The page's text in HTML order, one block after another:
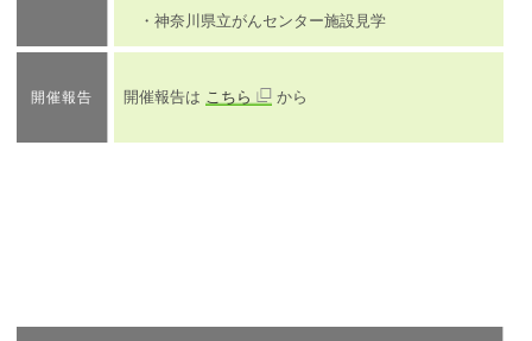
・神奈川県立がんセンター施設見学
開催報告 開催報告は こちら から